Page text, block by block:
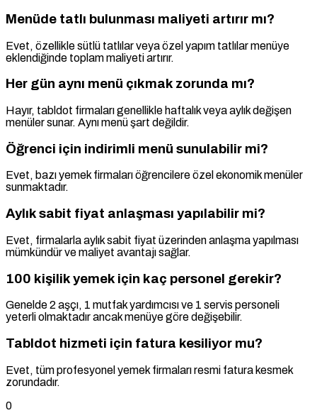
Menüde tatlı bulunması maliyeti artırır mı?
Evet, özellikle sütlü tatlılar veya özel yapım tatlılar menüye
eklendiğinde toplam maliyeti artırır.
Her gün aynı menü çıkmak zorunda mı?
Hayır, tabldot firmaları genellikle haftalık veya aylık değişen
menüler sunar. Aynı menü şart değildir.
Öğrenci için indirimli menü sunulabilir mi?
Evet, bazı yemek firmaları öğrencilere özel ekonomik menüler
sunmaktadır.
Aylık sabit fiyat anlaşması yapılabilir mi?
Evet, firmalarla aylık sabit fiyat üzerinden anlaşma yapılması
mümkündür ve maliyet avantajı sağlar.
100 kişilik yemek için kaç personel gerekir?
Genelde 2 aşçı, 1 mutfak yardımcısı ve 1 servis personeli
yeterli olmaktadır ancak menüye göre değişebilir.
Tabldot hizmeti için fatura kesiliyor mu?
Evet, tüm profesyonel yemek firmaları resmi fatura kesmek
zorundadır.
0